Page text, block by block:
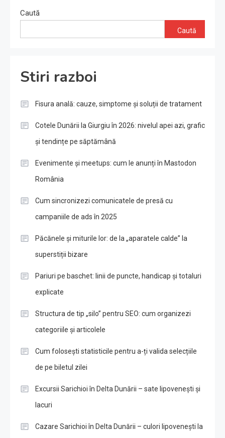
Caută
Caută
Stiri razboi
Fisura anală: cauze, simptome și soluții de tratament
Cotele Dunării la Giurgiu în 2026: nivelul apei azi, grafic
și tendințe pe săptămână
Evenimente și meetups: cum le anunți în Mastodon
România
Cum sincronizezi comunicatele de presă cu
campaniile de ads în 2025
Păcănele și miturile lor: de la „aparatele calde” la
superstiții bizare
Pariuri pe baschet: linii de puncte, handicap și totaluri
explicate
Structura de tip „silo” pentru SEO: cum organizezi
categoriile și articolele
Cum folosești statisticile pentru a-ți valida selecțiile
de pe biletul zilei
Excursii Sarichioi în Delta Dunării – sate lipovenești și
lacuri
Cazare Sarichioi în Delta Dunării – culori lipovenești la